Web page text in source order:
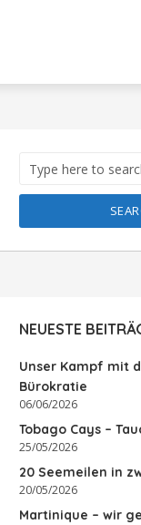
NEUESTE
Unser Kampf mit
Bürokratie
06/06/2026
Tobago Cays –
25/05/2026
20 Seemeilen in
20/05/2026
Martinique – wir